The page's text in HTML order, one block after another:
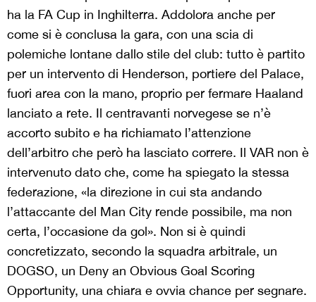
ha la FA Cup in Inghilterra. Addolora anche per
come si è conclusa la gara, con una scia di
polemiche lontane dallo stile del club: tutto è partito
per un intervento di Henderson, portiere del Palace,
fuori area con la mano, proprio per fermare Haaland
lanciato a rete. Il centravanti norvegese se n’è
accorto subito e ha richiamato l’attenzione
dell’arbitro che però ha lasciato correre. Il VAR non è
intervenuto dato che, come ha spiegato la stessa
federazione, «la direzione in cui sta andando
l’attaccante del Man City rende possibile, ma non
certa, l’occasione da gol». Non si è quindi
concretizzato, secondo la squadra arbitrale, un
DOGSO, un Deny an Obvious Goal Scoring
Opportunity, una chiara e ovvia chance per segnare.